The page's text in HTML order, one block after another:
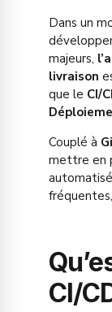
Dans un
majeurs,
livraison
que le CI/
Couplé à
mettre en
CI/